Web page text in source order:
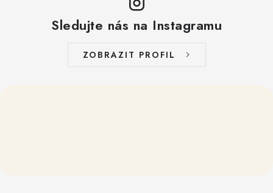
Sledujte nás na Instagramu
ZOBRAZIT PROFIL